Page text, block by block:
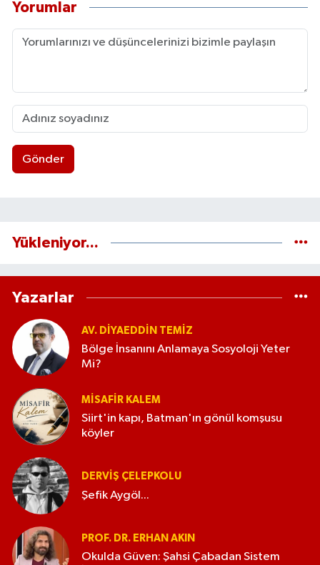
Yorumlar
Gönder
Yükleniyor...
Yazarlar
AV. DIYAEDDIN TEMIZ
Bölge İnsanını Anlamaya Sosyoloji Yeter
Mi?
MISAFIR KALEM
Siirt'in kapı, Batman'ın gönül komşusu
köyler
DERVIŞ ÇELEPKOLU
Şefik Aygöl...
PROF. DR. ERHAN AKIN
Okulda Güven: Şahsi Çabadan Sistem